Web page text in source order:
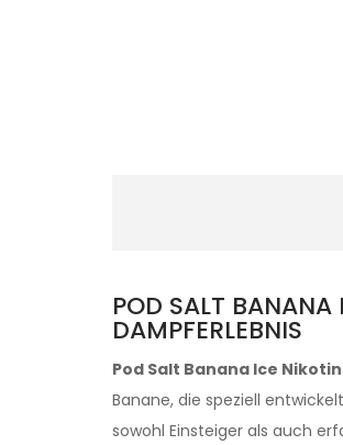
POD SALT
DAMPFERLEBNIS
Pod Salt Banana Ice
Banane, die speziell
sowohl Einsteiger als auch